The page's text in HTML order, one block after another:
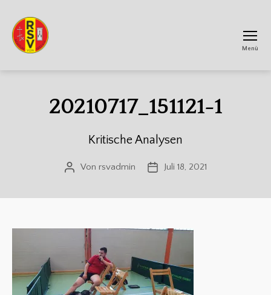
Menü
20210717_151121-1
Kritische Analysen
Beitragsautor
Von rsvadmin Veröffentlichungsdatum
Juli 18, 2021